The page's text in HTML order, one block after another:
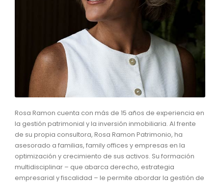
Rosa Ramon cuenta con más de 15 años de experiencia en
la gestión patrimonial y la inversión inmobiliaria. Al frente
de su propia consultora, Rosa Ramon Patrimonio, ha
asesorado a familias, family offices y empresas en la
optimización y crecimiento de sus activos. Su formación
multidisciplinar – que abarca derecho, estrategia
empresarial y fiscalidad – le permite abordar la gestión de